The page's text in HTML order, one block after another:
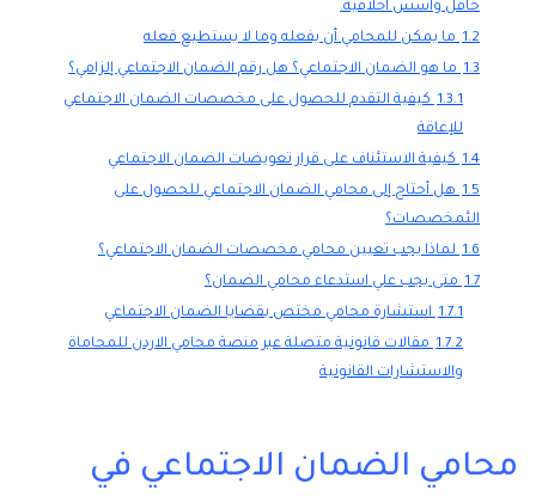
حافل وأسس أخلاقية.
1.2 ما يمكن للمحامي أن يفعله وما لا يستطيع فعله
1.3 ما هو الضمان الاجتماعي؟ هل رقم الضمان الاجتماعي إلزامي؟
1.3.1 كيفية التقدم للحصول على مخصصات الضمان الاجتماعي
للإعاقة
1.4 كيفية الاستئناف على قرار تعويضات الضمان الاجتماعي
1.5 هل أحتاج إلى محامي الضمان الاجتماعي للحصول على
الئمخصصات؟
1.6 لماذا يجب تعيين محامي مخصصات الضمان الاجتماعي؟
1.7 متى يجب علي استدعاء محامي الضمان؟
1.7.1 استشارة محامي مختص بقضايا الضمان الاجتماعي
1.7.2 مقالات قانونية متصلة عبر منصة محامي الاردن للمحاماة
والاستشارات القانونية
محامي الضمان الاجتماعي في